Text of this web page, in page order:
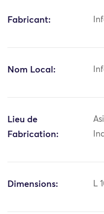
Fabricant:
Nom Local:
Lieu de
Fabrication:
Dimensions: L